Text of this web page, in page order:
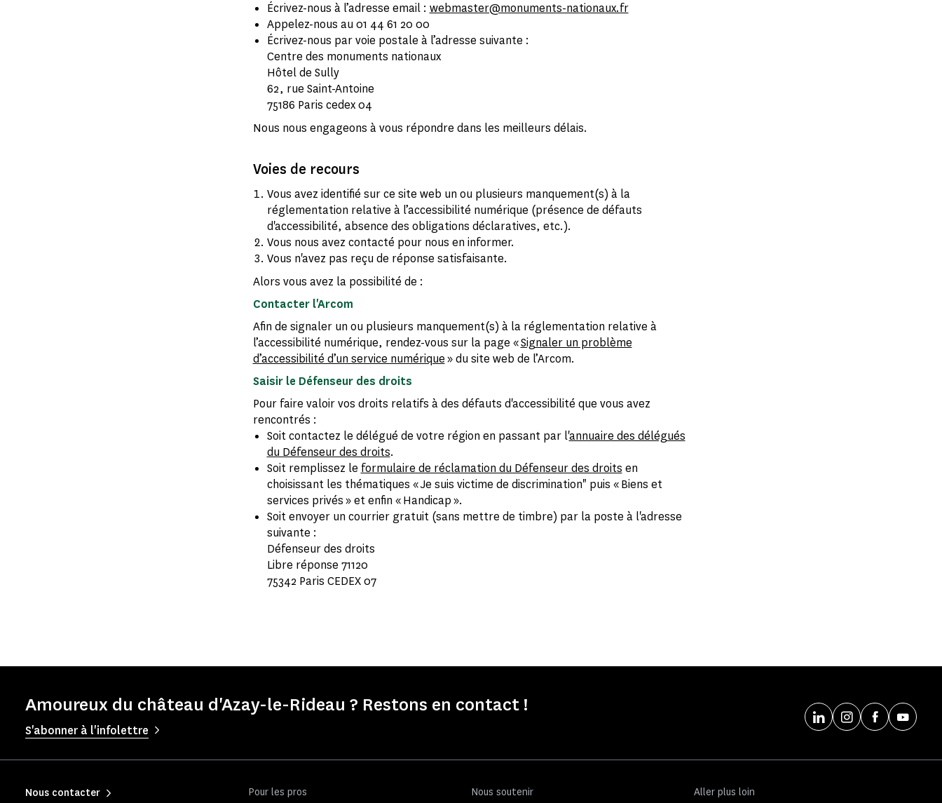
Écrivez-nous à l’adresse email : webmaster@monuments-nationaux.fr
Appelez-nous au 01 44 61 20 00
Écrivez-nous par voie postale à l’adresse suivante :
Centre des monuments nationaux
Hôtel de Sully
62, rue Saint-Antoine
75186 Paris cedex 04
Nous nous engageons à vous répondre dans les meilleurs délais.
Voies de recours
Vous avez identifié sur ce site web un ou plusieurs manquement(s) à la
réglementation relative à l’accessibilité numérique (présence de défauts
d'accessibilité, absence des obligations déclaratives, etc.).
Vous nous avez contacté pour nous en informer.
Vous n'avez pas reçu de réponse satisfaisante.
Alors vous avez la possibilité de :
Contacter l'Arcom
Afin de signaler un ou plusieurs manquement(s) à la réglementation relative à
l’accessibilité numérique, rendez-vous sur la page «Signaler un problème
d’accessibilité d’un service numérique» du site web de l’Arcom.
Saisir le Défenseur des droits
Pour faire valoir vos droits relatifs à des défauts d'accessibilité que vous avez
rencontrés :
Soit contactez le délégué de votre région en passant par l'annuaire des délégués
du Défenseur des droits.
Soit remplissez le formulaire de réclamation du Défenseur des droits en
choisissant les thématiques « Je suis victime de discrimination" puis « Biens et
services privés » et enfin « Handicap ».
Soit envoyer un courrier gratuit (sans mettre de timbre) par la poste à l'adresse
suivante :
Défenseur des droits
Libre réponse 71120
75342 Paris CEDEX 07
Amoureux du château d'Azay-le-Rideau ? Restons en contact !
S'abonner à l'infolettre
Pour les pros Nous soutenir Aller plus loin
Nous contacter